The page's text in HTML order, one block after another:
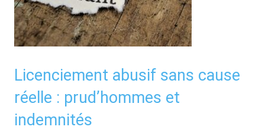
Licenciement abusif sans cause
réelle : prud’hommes et
indemnités